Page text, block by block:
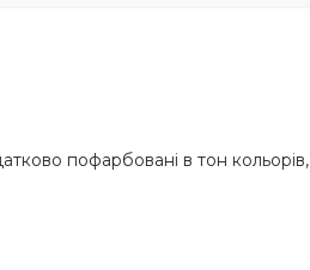
пофарбовані в тон кольорів,